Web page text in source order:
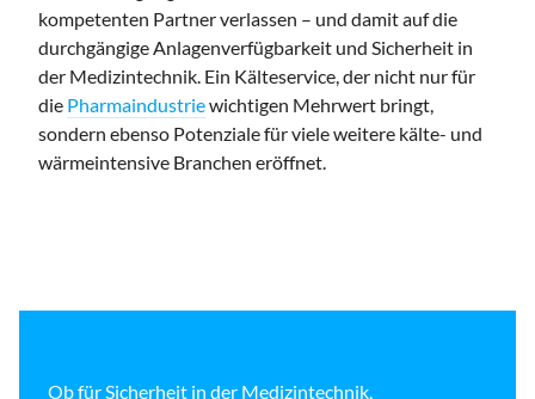
kompetenten Partner verlassen – und damit auf die
durchgängige Anlagenverfügbarkeit und Sicherheit in
der Medizintechnik. Ein Kälteservice, der nicht nur für
die Pharmaindustriewichtigen Mehrwert bringt,
sondern ebenso Potenziale für viele weitere kälte- und
wärmeintensive Branchen eröffnet.
Ob für Sicherheit in der Medizintechnik,